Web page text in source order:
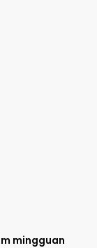
mingguan